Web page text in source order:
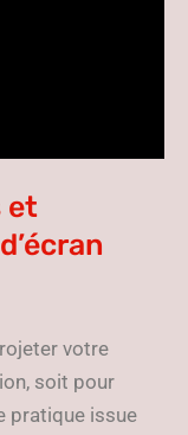
et
votre
soit pour
pratique issue